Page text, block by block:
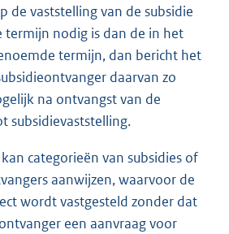
de vaststelling van de subsidie
termijn nodig is dan de in het
termijn, dan bericht het
daarvan zo
na ontvangst van de
subsidievaststelling.
categorieën van subsidies of
aanwijzen, waarvoor de
wordt vastgesteld zonder dat
een aanvraag voor